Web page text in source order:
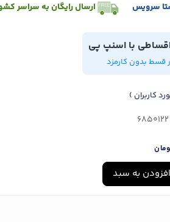
ارسال رایگان به سراسر
با اسنپ پی
قسط بدون کارمزد
کاربران )
افزودن به سبد